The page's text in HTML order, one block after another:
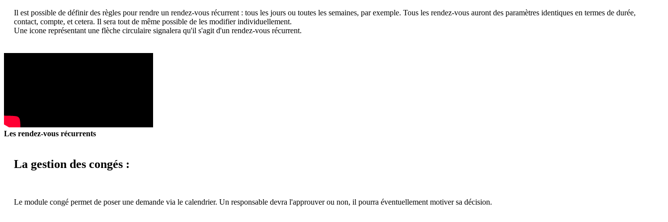
Il est possible de définir des règles pour rendre un rendez-vous récurrent : tous les jours ou toutes les semaines, par exemple. Tous les rendez-vous auront des paramètres identiques en termes de durée,
contact, compte, et cetera. Il sera tout de même possible de les modifier individuellement.
Une icone représentant une flèche circulaire signalera qu'il s'agit d'un rendez-vous récurrent.
Les rendez-vous récurrents
La gestion des congés :
Le module congé permet de poser une demande via le calendrier. Un responsable devra l'approuver ou non, il pourra éventuellement motiver sa décision.